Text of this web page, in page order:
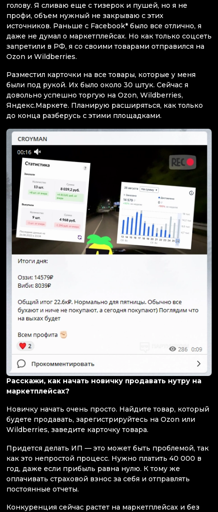
голову. Я сливаю еще с тизерок и пушей, но я не
профи, объем нужный не закрываю с этих
источников. Раньше с Facebook* было все отлично, я
даже не думал о маркетплейсах. Но как только соцсеть
запретили в РФ, я со своими товарами отправился на
Ozon и Wildberries.
Разместил карточки на все товары, которые у меня
были под рукой. Их было около 30 штук. Сейчас я
довольно успешно торгую на Ozon, Wildberries,
Яндекс.Маркете. Планирую расширяться, как только
до конца разберусь с этими площадками.
Расскажи, как начать новичку продавать нутру на
маркетплейсах?
Новичку начать очень просто. Найдите товар, который
будете продавать, зарегистрируйтесь на Ozon или
Wildberries, заведите карточку товара.
Придется делать ИП — это может быть проблемой, так
как это непростой процесс. Нужно платить 40 000 в
год, даже если прибыль равна нулю. К тому же
оплачивать страховой взнос за себя и отправлять
постоянные отчеты.
Конкуренция сейчас растет на маркетплейсах и без